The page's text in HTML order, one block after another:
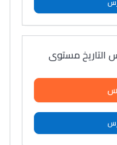
التاريخ مستوى